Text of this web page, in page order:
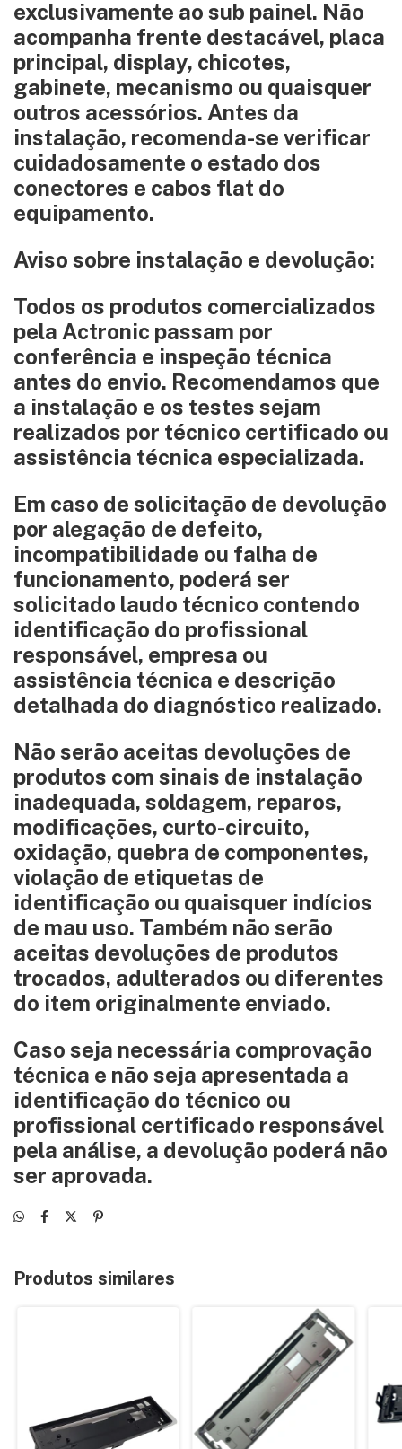
exclusivamente ao sub painel. Não
acompanha frente destacável, placa
principal, display, chicotes,
gabinete, mecanismo ou quaisquer
outros acessórios. Antes da
instalação, recomenda-se verificar
cuidadosamente o estado dos
conectores e cabos flat do
equipamento.
Aviso sobre instalação e devolução:
Todos os produtos comercializados
pela Actronic passam por
conferência e inspeção técnica
antes do envio. Recomendamos que
a instalação e os testes sejam
realizados por técnico certificado ou
assistência técnica especializada.
Em caso de solicitação de devolução
por alegação de defeito,
incompatibilidade ou falha de
funcionamento, poderá ser
solicitado laudo técnico contendo
identificação do profissional
responsável, empresa ou
assistência técnica e descrição
detalhada do diagnóstico realizado.
Não serão aceitas devoluções de
produtos com sinais de instalação
inadequada, soldagem, reparos,
modificações, curto-circuito,
oxidação, quebra de componentes,
violação de etiquetas de
identificação ou quaisquer indícios
de mau uso. Também não serão
aceitas devoluções de produtos
trocados, adulterados ou diferentes
do item originalmente enviado.
Caso seja necessária comprovação
técnica e não seja apresentada a
identificação do técnico ou
profissional certificado responsável
pela análise, a devolução poderá não
ser aprovada.
Produtos similares